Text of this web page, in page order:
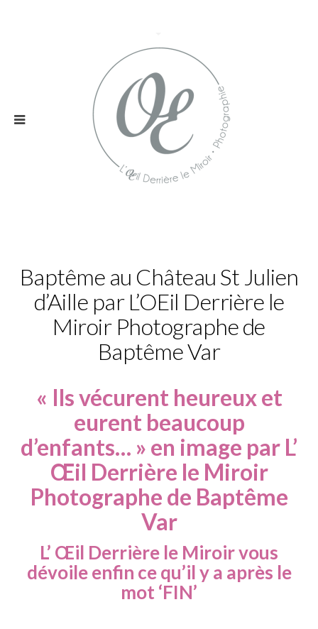
Baptême au Château St Julien
d’Aille par L’OEil Derrière le
Miroir Photographe de
Baptême Var
« Ils vécurent heureux et
eurent beaucoup
d’enfants… » en image par L’
Œil Derrière le Miroir
Photographe de Baptême
Var
L’ Œil Derrière le Miroir vous
dévoile enfin ce qu’il y a après le
mot ‘FIN’